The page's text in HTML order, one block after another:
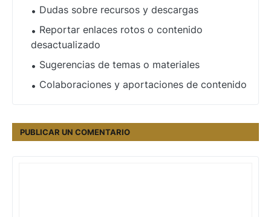
Dudas sobre recursos y descargas
Reportar enlaces rotos o contenido
desactualizado
Sugerencias de temas o materiales
Colaboraciones y aportaciones de contenido
PUBLICAR UN COMENTARIO